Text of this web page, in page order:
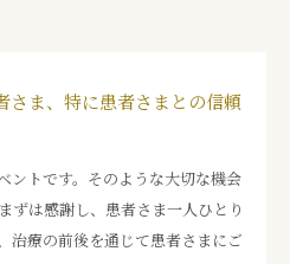
さま、特に患者さまとの信頼
ントです。そのような大切な機会
ずは感謝し、患者さま一人ひとり
治療の前後を通じて患者さまにご